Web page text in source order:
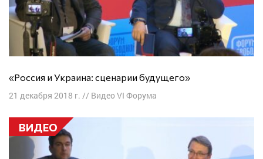
«Россия и Украина: сценарии будущего»
21 декабря 2018 г. // Видео VI Форума
ВИДЕО